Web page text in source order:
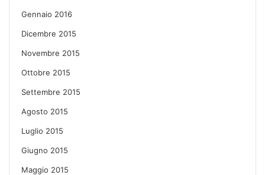
Gennaio 2016
Dicembre 2015
Novembre 2015
Ottobre 2015
Settembre 2015
Agosto 2015
Luglio 2015
Giugno 2015
Maggio 2015